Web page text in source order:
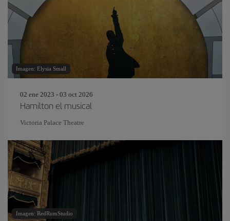
Imagen: Elysia Small
02 ene 2023 - 03 oct 2026
Hamilton el musical
Victoria Palace Theatre
Imagen: RedRumStudio